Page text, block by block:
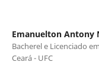
Emanuelton Antony
Bacherel e Licenciado
Ceará - UFC